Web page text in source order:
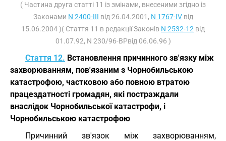
( Частина друга статті 11 із змінами, внесеними згідно із
Законами N 2400-III від 26.04.2001, N 1767-IVвід
15.06.2004 )( Стаття 11 в редакції Законів N 2532-12 від
01.07.92, N 230/96-ВРвід 06.06.96 )
Стаття 12. Встановлення причинного зв'язку між
захворюванням, пов'язаним з Чорнобильською
катастрофою, частковою або повною втратою
працездатності громадян, які постраждали
внаслідок Чорнобильської катастрофи, і
Чорнобильською катастрофою
Причинний зв'язок між захворюванням,